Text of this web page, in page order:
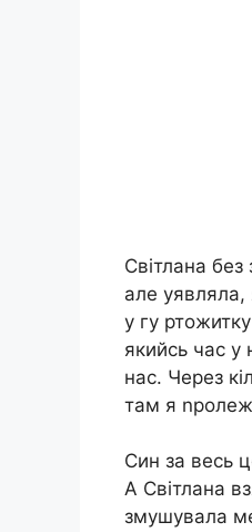
Світлана без
але уявляла,
у гу
якийсь час у
нас. Через
там я
Син за весь
А Світлана
змушувала